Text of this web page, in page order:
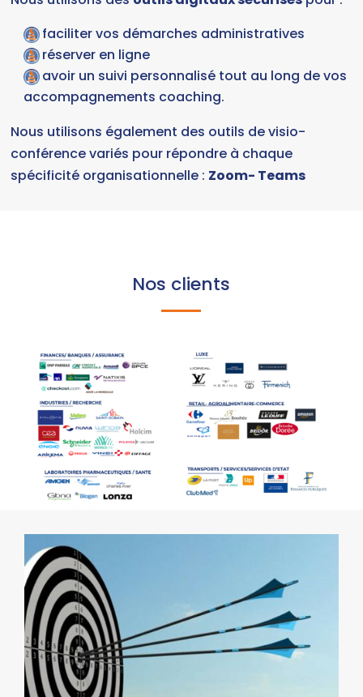
faciliter vos démarches administratives
réserver en ligne
avoir un suivi personnalisé tout au long de vos
accompagnements coaching.
Nous utilisons également des outils de visio-
conférence variés pour répondre à chaque
spécificité organisationnelle : Zoom- Teams
Nos clients